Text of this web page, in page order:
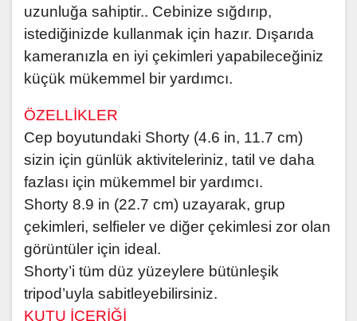
uzunluğa sahiptir.. Cebinize sığdırıp,
istediğinizde kullanmak için hazır. Dışarıda
kameranızla en iyi çekimleri yapabileceğiniz
küçük mükemmel bir yardımcı.
ÖZELLİKLER
Cep boyutundaki Shorty (4.6 in, 11.7 cm)
sizin için günlük aktiviteleriniz, tatil ve daha
fazlası için mükemmel bir yardımcı.
Shorty 8.9 in (22.7 cm) uzayarak, grup
çekimleri, selfieler ve diğer çekimlesi zor olan
görüntüler için ideal.
Shorty’i tüm düz yüzeylere bütünleşik
tripod’uyla sabitleyebilirsiniz.
KUTU İÇERİĞİ